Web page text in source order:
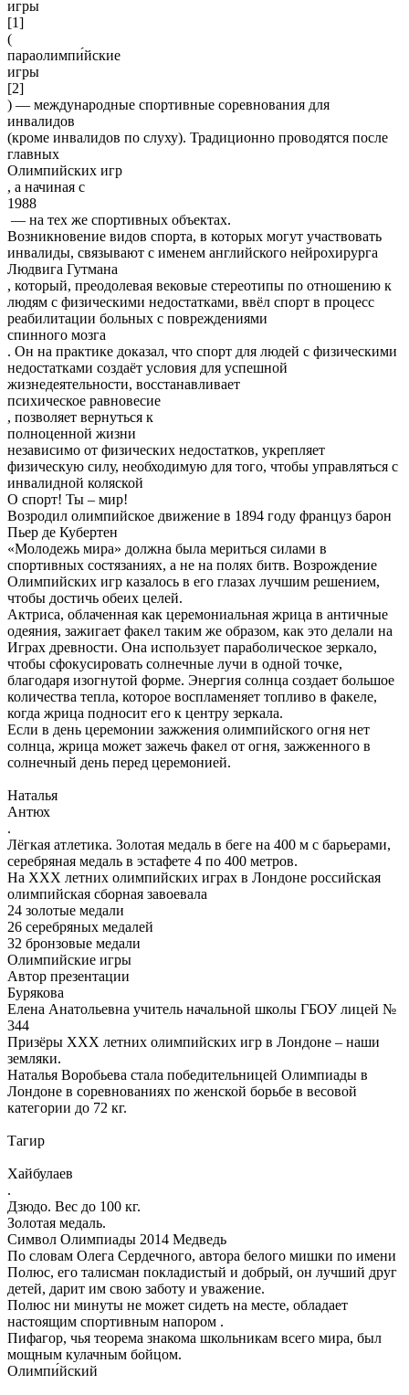
и́гры
[1]
(
параолимпи́йские
игры
[2]
) — международные спортивные соревнования для
инвалидов
(кроме инвалидов по слуху). Традиционно проводятся после
главных
Олимпийских игр
, а начиная с
1988
— на тех же спортивных объектах.
Возникновение видов спорта, в которых могут участвовать
инвалиды, связывают с именем английского нейрохирурга
Людвига Гутмана
, который, преодолевая вековые стереотипы по отношению к
людям с физическими недостатками, ввёл спорт в процесс
реабилитации больных с повреждениями
спинного мозга
. Он на практике доказал, что спорт для людей с физическими
недостатками создаёт условия для успешной
жизнедеятельности, восстанавливает
психическое равновесие
, позволяет вернуться к
полноценной жизни
независимо от физических недостатков, укрепляет
физическую силу, необходимую для того, чтобы управляться с
инвалидной коляской
О спорт! Ты – мир!
Возродил олимпийское движение в 1894 году француз барон
Пьер де Кубертен
«Молодежь мира» должна была мериться силами в
спортивных состязаниях, а не на полях битв. Возрождение
Олимпийских игр казалось в его глазах лучшим решением,
чтобы достичь обеих целей.
Актриса, облаченная как церемониальная жрица в античные
одеяния, зажигает факел таким же образом, как это делали на
Играх древности. Она использует параболическое зеркало,
чтобы сфокусировать солнечные лучи в одной точке,
благодаря изогнутой форме. Энергия солнца создает большое
количества тепла, которое воспламеняет топливо в факеле,
когда жрица подносит его к центру зеркала.
Если в день церемонии зажжения олимпийского огня нет
солнца, жрица может зажечь факел от огня, зажженного в
солнечный день перед церемонией.
Наталья
Антюх
.
Лёгкая атлетика. Золотая медаль в беге на 400 м с барьерами,
серебряная медаль в эстафете 4 по 400 метров.
На ХХХ летних олимпийских играх в Лондоне российская
олимпийская сборная завоевала
24 золотые медали
26 серебряных медалей
32 бронзовые медали
Олимпийские игры
Автор презентации
Бурякова
Елена Анатольевна учитель начальной школы ГБОУ лицей №
344
Призёры ХХХ летних олимпийских игр в Лондоне – наши
земляки.
Наталья Воробьева стала победительницей Олимпиады в
Лондоне в соревнованиях по женской борьбе в весовой
категории до 72 кг.
Тагир
Хайбулаев
.
Дзюдо. Вес до 100 кг.
Золотая медаль.
Символ Олимпиады 2014 Медведь
По словам Олега Сердечного, автора белого мишки по имени
Полюс, его талисман покладистый и добрый, он лучший друг
детей, дарит им свою заботу и уважение.
Полюс ни минуты не может сидеть на месте, обладает
настоящим спортивным напором .
Пифагор, чья теорема знакома школьникам всего мира, был
мощным кулачным бойцом.
Олимпи́йский